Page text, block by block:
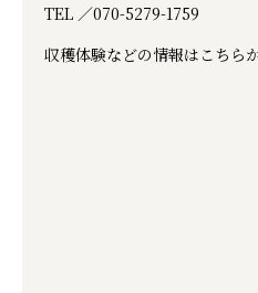
TEL ／070-5279-1759
収穫体験などの情報はこちら